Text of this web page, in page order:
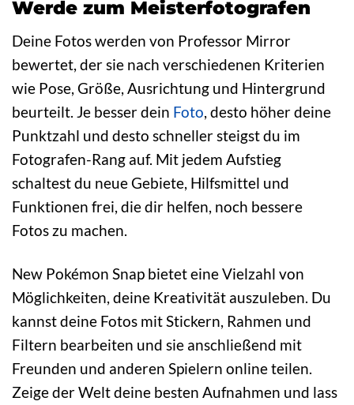
Werde zum Meisterfotografen
Deine Fotos werden von Professor Mirror
bewertet, der sie nach verschiedenen Kriterien
wie Pose, Größe, Ausrichtung und Hintergrund
beurteilt. Je besser dein Foto, desto höher deine
Punktzahl und desto schneller steigst du im
Fotografen-Rang auf. Mit jedem Aufstieg
schaltest du neue Gebiete, Hilfsmittel und
Funktionen frei, die dir helfen, noch bessere
Fotos zu machen.
New Pokémon Snap bietet eine Vielzahl von
Möglichkeiten, deine Kreativität auszuleben. Du
kannst deine Fotos mit Stickern, Rahmen und
Filtern bearbeiten und sie anschließend mit
Freunden und anderen Spielern online teilen.
Zeige der Welt deine besten Aufnahmen und lass